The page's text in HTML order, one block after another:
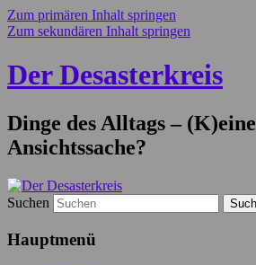
Zum primären Inhalt springen
Zum sekundären Inhalt springen
Der Desasterkreis
Dinge des Alltags – (K)eine
Ansichtssache?
Suchen
Hauptmenü